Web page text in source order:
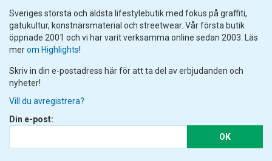
Sveriges största och äldsta lifestylebutik med fokus på graffiti,
gatukultur, konstnärsmaterial och streetwear. Vår första butik
öppnade 2001 och vi har varit verksamma online sedan 2003. Läs
merom Highlights!
Skriv in din e-postadress här för att ta del av erbjudanden och
nyheter!
Vill du avregistrera?
Din e-post:
OK